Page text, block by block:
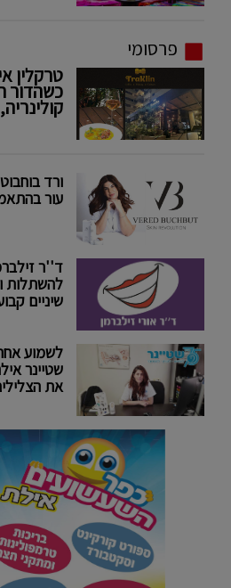
פרסומי
טרקלין
כשהדור
ורד
עור
ד''ר
להשתלות
שיניים
לשמוע
שטיינר
את